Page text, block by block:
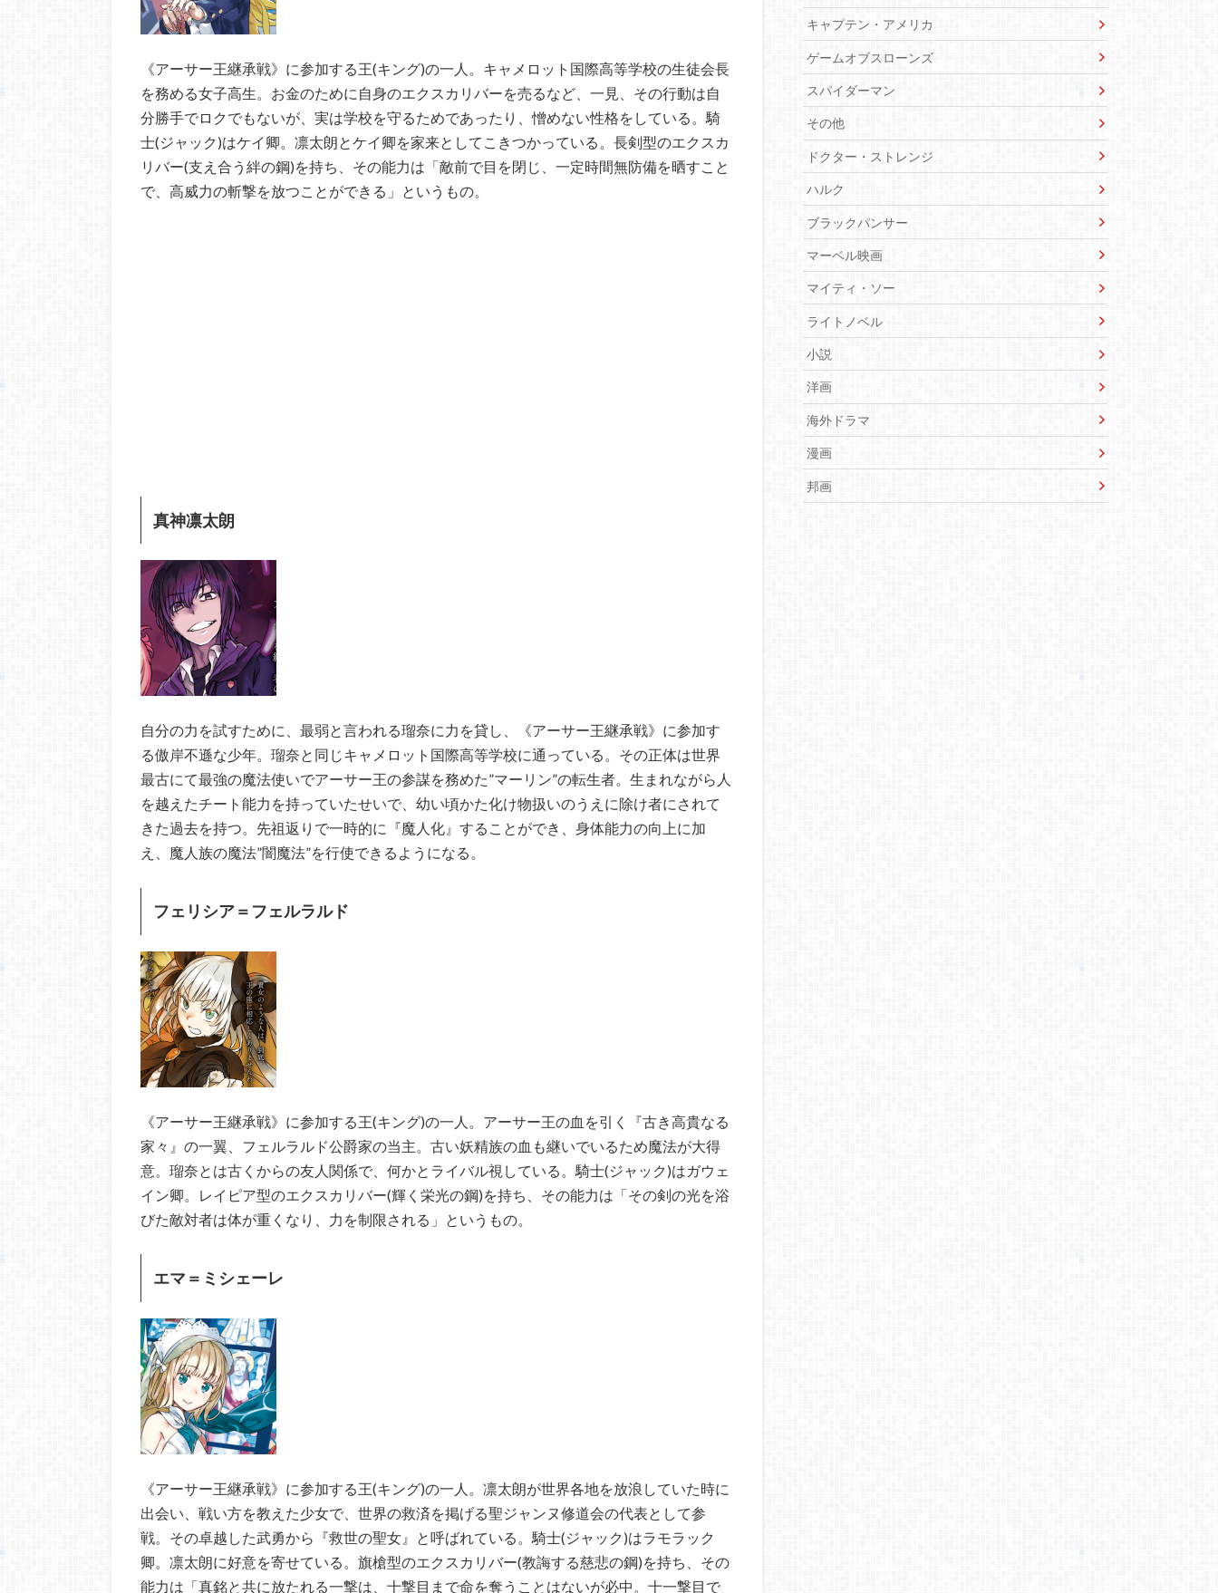
《アーサー王継承戦》に参加する王(キング)の一人。キャメロット国際高等学校の生徒会長
を務める女子高生。お金のために自身のエクスカリバーを売るなど、一見、その行動は自
分勝手でロクでもないが、実は学校を守るためであったり、憎めない性格をしている。騎
士(ジャック)はケイ卿。凛太朗とケイ卿を家来としてこきつかっている。長剣型のエクスカ
リバー(支え合う絆の鋼)を持ち、その能力は「敵前で目を閉じ、一定時間無防備を晒すこと
で、高威力の斬撃を放つことができる」というもの。
真神凛太朗
自分の力を試すために、最弱と言われる瑠奈に力を貸し、《アーサー王継承戦》に参加す
る傲岸不遜な少年。瑠奈と同じキャメロット国際高等学校に通っている。その正体は世界
最古にて最強の魔法使いでアーサー王の参謀を務めた”マーリン”の転生者。生まれながら人
を越えたチート能力を持っていたせいで、幼い頃かた化け物扱いのうえに除け者にされて
きた過去を持つ。先祖返りで一時的に『魔人化』することができ、身体能力の向上に加
え、魔人族の魔法”闇魔法”を行使できるようになる。
フェリシア＝フェルラルド
《アーサー王継承戦》に参加する王(キング)の一人。アーサー王の血を引く『古き高貴なる
家々』の一翼、フェルラルド公爵家の当主。古い妖精族の血も継いでいるため魔法が大得
意。瑠奈とは古くからの友人関係で、何かとライバル視している。騎士(ジャック)はガウェ
イン卿。レイピア型のエクスカリバー(輝く栄光の鋼)を持ち、その能力は「その剣の光を浴
びた敵対者は体が重くなり、力を制限される」というもの。
エマ＝ミシェーレ
《アーサー王継承戦》に参加する王(キング)の一人。凛太朗が世界各地を放浪していた時に
出会い、戦い方を教えた少女で、世界の救済を掲げる聖ジャンヌ修道会の代表として参
戦。その卓越した武勇から『救世の聖女』と呼ばれている。騎士(ジャック)はラモラック
卿。凛太朗に好意を寄せている。旗槍型のエクスカリバー(教誨する慈悲の鋼)を持ち、その
能力は「真銘と共に放たれる一撃は、十撃目まで命を奪うことはないが必中。十一撃目で
キャプテン・アメリカ
ゲームオブスローンズ
スパイダーマン
その他
ドクター・ストレンジ
ハルク
ブラックパンサー
マーベル映画
マイティ・ソー
ライトノベル
小説
洋画
海外ドラマ
漫画
邦画